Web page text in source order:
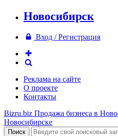
Новосибирск
Вход / Регистрация
Реклама на сайте
О проекте
Контакты
Bizru.biz Продажа бизнеса в
Новосибирске